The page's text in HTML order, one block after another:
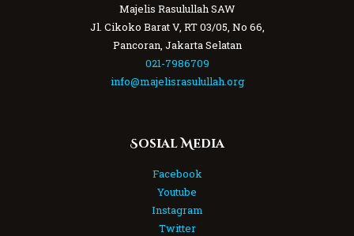
Majelis Rasulullah SAW
Jl. Cikoko Barat V, RT 03/05, No 66,
Pancoran, Jakarta Selatan
021-7986709
info@majelisrasulullah.org
Sosial Media
Facebook
Youtube
Instagram
Twitter